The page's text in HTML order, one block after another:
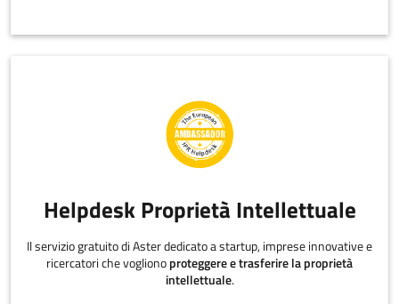
Helpdesk Proprietà Intellettuale
Il servizio gratuito di Aster dedicato a startup, imprese innovative e
ricercatori che voglionoproteggere e trasferire la proprietà
intellettuale.